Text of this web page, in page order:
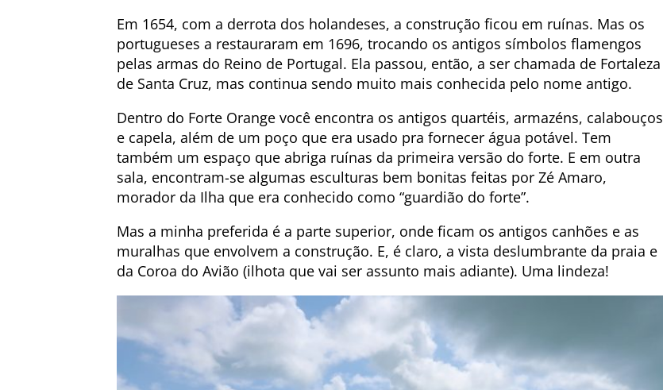
Em 1654, com a derrota dos holandeses, a construção ficou em ruínas. Mas os
portugueses a restauraram em 1696, trocando os antigos símbolos flamengos
pelas armas do Reino de Portugal. Ela passou, então, a ser chamada de Fortaleza
de Santa Cruz, mas continua sendo muito mais conhecida pelo nome antigo.
Dentro do Forte Orange você encontra os antigos quartéis, armazéns, calabouços
e capela, além de um poço que era usado pra fornecer água potável. Tem
também um espaço que abriga ruínas da primeira versão do forte. E em outra
sala, encontram-se algumas esculturas bem bonitas feitas por Zé Amaro,
morador da Ilha que era conhecido como “guardião do forte”.
Mas a minha preferida é a parte superior, onde ficam os antigos canhões e as
muralhas que envolvem a construção. E, é claro, a vista deslumbrante da praia e
da Coroa do Avião (ilhota que vai ser assunto mais adiante). Uma lindeza!